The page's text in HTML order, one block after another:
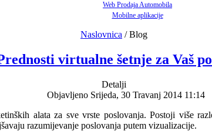
Web Prodaja Automobila
Mobilne aplikacije
Naslovnica /Blog
virtualne šetnje za Vaš
Detalji
Objavljeno Srijeda, 30 Travanj 2014 11:14
alata za sve vrste poslovanja. Postoji više
razumijevanje poslovanja putem vizualizacije.